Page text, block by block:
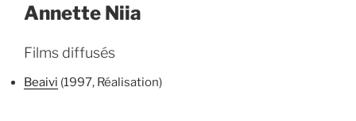
Annette Niia
Films diffusés
Beaivi (1997, Réalisation)